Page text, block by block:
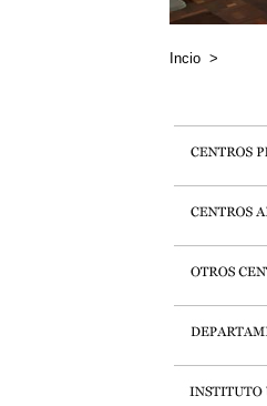
Incio >